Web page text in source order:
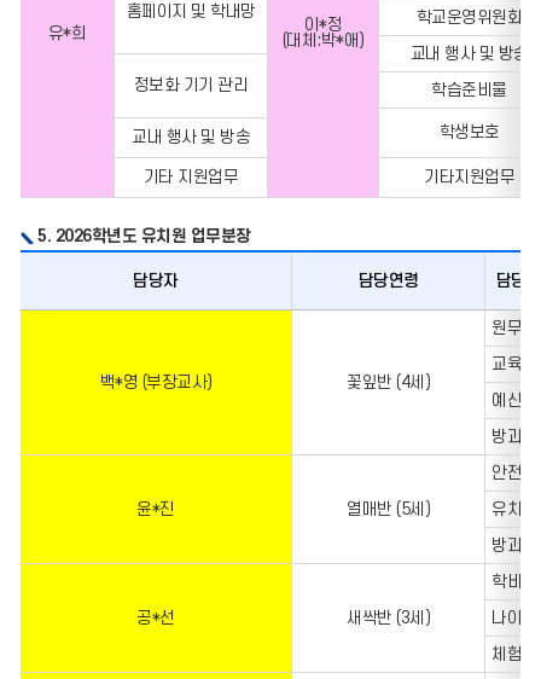
정보를유*희
이*정
(대체:박*애)
홈페이지 및 학내망
학교운영위원회
교내 행사 및 방송
정보화 기기 관리
학습준비물
학생보호
교내 행사 및 방송
기타 지원업무 기타지원업무
5. 2026학년도 유치원 업무분장
담당자 담당연령 담당
백*영 (부장교사) 꽃잎반 (4세)
원무기
교육연
예산
방과후
윤*진 열매반 (5세)
안전
유치원
방과후
공*선 새싹반 (3세)
학비지
나이스
체험활